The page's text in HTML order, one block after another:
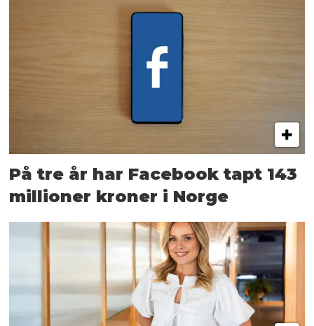
På tre år har Facebook tapt 143
millioner kroner i Norge